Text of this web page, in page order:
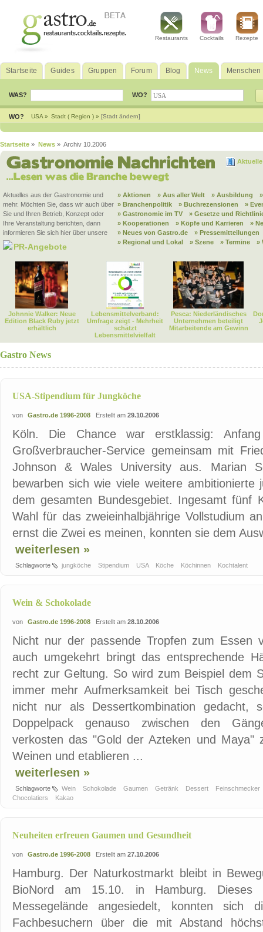
Restaurants Cocktails Rezepte
Startseite Guides Gruppen Forum Blog News Menschen
WAS? WO?
WO? USA » Stadt ( Region ) » [Stadt ändern]
Startseite » News » Archiv 10.2006
Aktuelles aus der Gastronomie und
mehr. Möchten Sie, dass wir auch über
Sie und Ihren Betrieb, Konzept oder
Ihre Veranstaltung berichten, dann
informieren Sie sich hier über unsere
PR-Angebote
» Aktionen » Aus aller Welt » Ausbildung
» Branchenpolitik
» Buchrezensionen
»
» Gastronomie im TV
» Gesetze und
» Kooperationen
» Köpfe und Karrieren
»
» Neues von Gastro.de
» Pressemitteilungen
» Regional und Lokal
» Szene » Termine »
Johnnie Walker: Neue
Edition Black Ruby jetzt
erhältlich
Lebensmittelverband:
Umfrage zeigt - Mehrheit
schätzt
Lebensmittelvielfalt
Pesca: Niederländisches
Unternehmen beteiligt
Mitarbeitende am Gewinn
Gastro News
USA-Stipendium für Jungköche
von Gastro.de 1996-2008 Erstellt am 29.10.2006
Köln. Die Chance war erstklassig:
Großverbraucher-Service gemeinsam mit
Johnson & Wales University aus. Marian
bewarben sich wie viele weitere ambitionierte
dem gesamten Bundesgebiet. Ingesamt fünf
Wahl für das zweieinhalbjährige Vollstudium
ernst die Zwei es meinen, konnten sie dem
weiterlesen »
Schlagworte jungköche Stipendium USA Köche Köchinnen Kochtalent
Wein & Schokolade
von Gastro.de 1996-2008 Erstellt am 28.10.2006
Nicht nur der passende Tropfen zum Essen
auch umgekehrt bringt das entsprechende
recht zur Geltung. So wird zum Beispiel dem
immer mehr Aufmerksamkeit bei Tisch
nicht nur als Dessertkombination gedacht,
Doppelpack genauso zwischen den
verkosten das "Gold der Azteken und Maya"
Weinen und etablieren ...
weiterlesen »
Schlagworte Wein Schokolade Gaumen Getränk Dessert
Feinschmecker
Chocolatiers
Kakao
Neuheiten erfreuen Gaumen und Gesundheit
von Gastro.de 1996-2008 Erstellt am 27.10.2006
Hamburg. Der Naturkostmarkt bleibt in
BioNord am 15.10. in Hamburg. Dieses
Messegelände angesiedelt, konnten sich
Fachbesuchern über die mit Abstand